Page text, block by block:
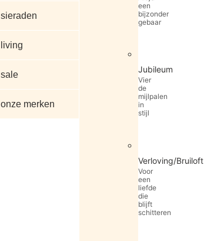
sieraden
living
sale
onze merken
een
bijzonder
gebaar
Jubileum
Vier
de
mijlpalen
in
stijl
Verloving/Bruiloft
Voor
een
liefde
die
blijft
schitteren